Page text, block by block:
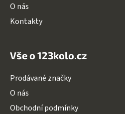
O nás
Kontakty
Vše o 123kolo.cz
Prodávané značky
O nás
Obchodní podmínky